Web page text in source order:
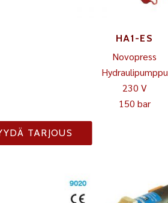
HA1-ES
Novopress
Hydraulipumppu
230 V
150 bar
TARJOUS